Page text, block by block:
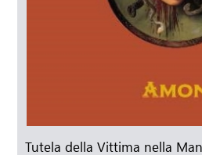
Tutela della Vittima nella